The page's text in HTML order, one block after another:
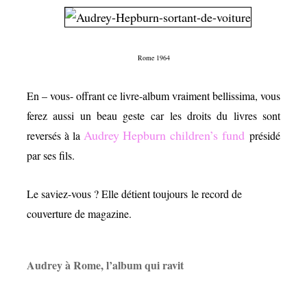
Rome 1964
En – vous- offrant ce livre-album vraiment bellissima, vous
ferez aussi un beau geste car les droits du livres sont
reversés à la Audrey Hepburn children’s fundprésidé
par ses fils.
Le saviez-vous ? Elle détient toujours le record de
couverture de magazine.
Audrey à Rome, l’album qui ravit